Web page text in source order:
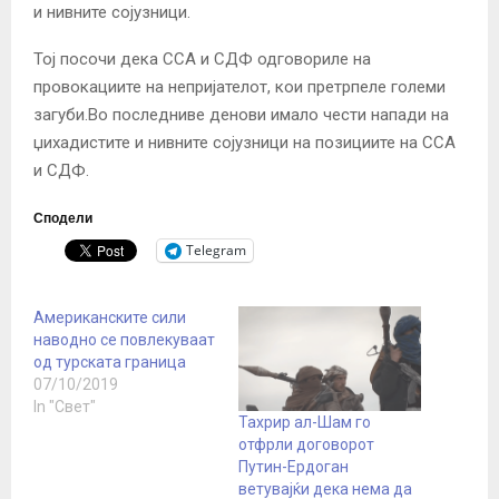
и нивните сојузници.
Тој посочи дека ССА и СДФ одговориле на
провокациите на непријателот, кои претрпеле големи
загуби.Во последниве денови имало чести напади на
џихадистите и нивните сојузници на позициите на ССА
и СДФ.
Сподели
Telegram
Американските сили
наводно се повлекуваат
од турската граница
07/10/2019
In "Свет"
Тахрир ал-Шам го
отфрли договорот
Путин-Ердоган
ветувајќи дека нема да